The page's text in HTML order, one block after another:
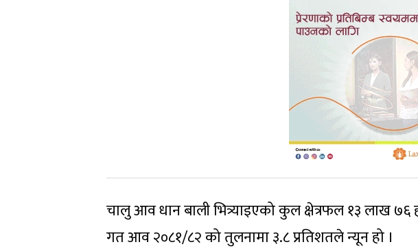
चालु आव धान बाली भित्र्याइएको कुल क्षेत्रफल १३ लाख
गत आव २०८१/८२ को तुलनामा ३.८ प्रतिशतले न्यून हो ।